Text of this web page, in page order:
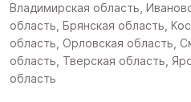
Владимирская область,
область, Брянская область,
область, Орловская область,
область, Тверская область,
область